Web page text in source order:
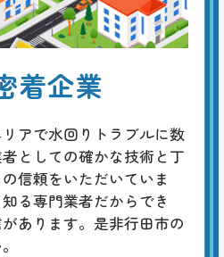
トイレの水位がいつもよ
り低い
基本料
EB
限
定
割
引
作業費
合計 6,600円〜
るので、トイレタンクに水が溜まって
必要です。タンク内にある標準水位
管に刻印された「WL」の位置です。
の問題が考えられます。
着企業
アで水回りトラブルに数
としての確かな技術と丁
信頼をいただいていま
る専門業者だからでき
あります。是非行田市の